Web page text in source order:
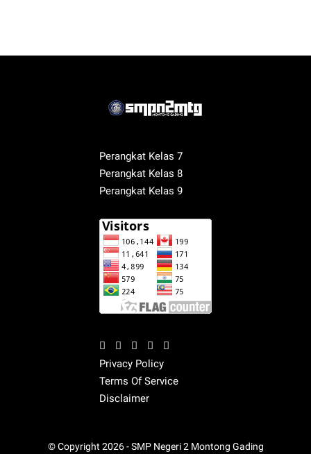
Perangkat Kelas 7
Perangkat Kelas 8
Perangkat Kelas 9
Privacy Policy
Terms Of Service
Disclaimer
© Copyright 2026 -SMP Negeri 2 Montong Gading